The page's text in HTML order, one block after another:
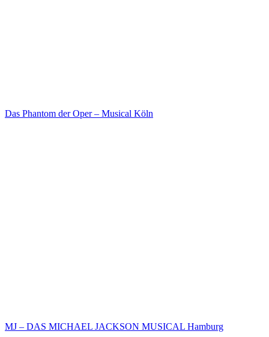
Das Phantom der Oper – Musical Köln
MJ – DAS MICHAEL JACKSON MUSICAL Hamburg